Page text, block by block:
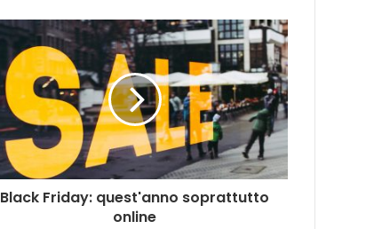
Black Friday: quest'anno soprattutto
online